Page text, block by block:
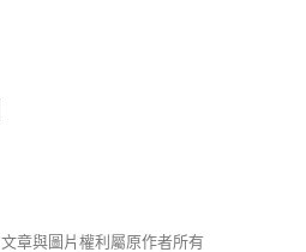
文章與圖片權利屬原作者所有